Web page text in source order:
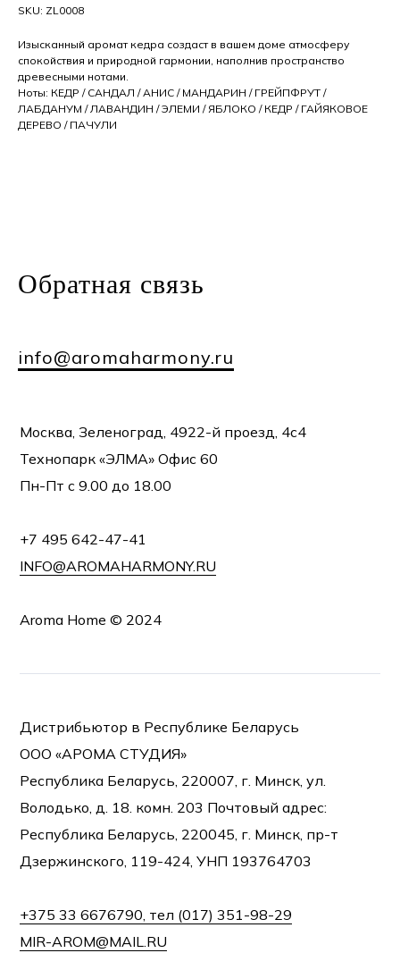
SKU: ZL0008
Изысканный аромат кедра создаст в вашем доме атмосферу
спокойствия и природной гармонии, наполнив пространство
древесными нотами.
Ноты: КЕДР / САНДАЛ / АНИС / МАНДАРИН / ГРЕЙПФРУТ /
ЛАБДАНУМ / ЛАВАНДИН / ЭЛЕМИ / ЯБЛОКО / КЕДР / ГАЙЯКОВОЕ
ДЕРЕВО / ПАЧУЛИ
Обратная связь
info@aromaharmony.ru
Москва, Зеленоград, 4922-й проезд, 4с4
Технопарк «ЭЛМА» Офис 60
Пн-Пт с 9.00 до 18.00
+7 495 642-47-41
INFO@AROMAHARMONY.RU
Aroma Home © 2024
Дистрибьютор в Республике Беларусь
ООО «АРОМА СТУДИЯ»
Республика Беларусь, 220007, г. Минск, ул.
Володько, д. 18. комн. 203 Почтовый адрес:
Республика Беларусь, 220045, г. Минск, пр-т
Дзержинского, 119-424, УНП 193764703
+375 33 6676790, тел (017) 351-98-29
MIR-AROM@MAIL.RU